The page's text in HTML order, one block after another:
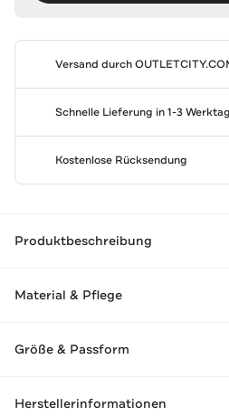
Versand durch
Schnelle Lieferung in 1-3
Kostenlose Rücksendung
Produktbeschreibung
Material & Pflege
Größe & Passform
Herstellerinformationen